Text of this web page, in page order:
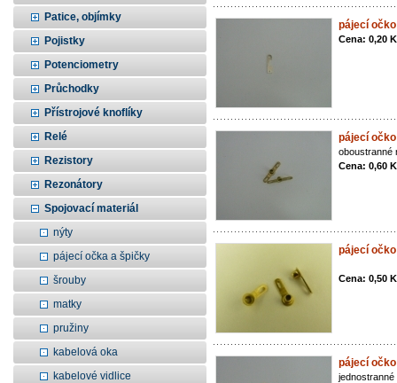
Patice, objímky
Pojistky
Potenciometry
Průchodky
Přístrojové knoflíky
Relé
Rezistory
Rezonátory
Spojovací materiál
nýty
pájecí očka a špičky
šrouby
matky
pružiny
kabelová oka
kabelové vidlice
pájecí očko
Cena: 0,20
pájecí
oboustranné
Cena: 0,60
pájecí
Cena: 0,50
pájecí